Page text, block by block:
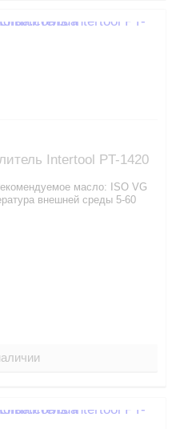
Intertool PT-1420
масло: ISO VG
внешней среды 5-60